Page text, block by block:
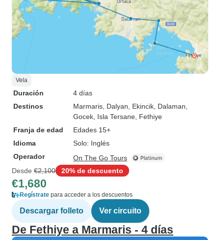
Vela
Duración
4 días
Destinos
Marmaris , Dalyan , Ekincik , Dalaman
Gocek , Isla Tersane , Fethiye
Franja de edad
Edades 15+
Idioma
Solo: Inglés
Operador
On The Go Tours
Desde €2,100 20% de descuento
€1,680
Regístrate para acceder a los descuentos
Descargar folleto Ver circuito
De Fethiye a Marmaris - 4 días